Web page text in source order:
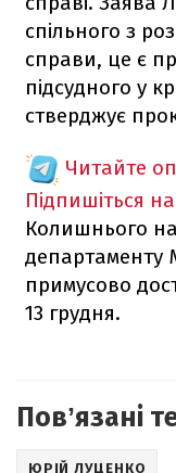
спільного з
справи, це є
підсудного у
стверджує
Читайте
Підпишіться
Колишнього
департаменту
примусово
13 грудня.
Повʼязані
ЮРІЙ ЛУЦЕНКО